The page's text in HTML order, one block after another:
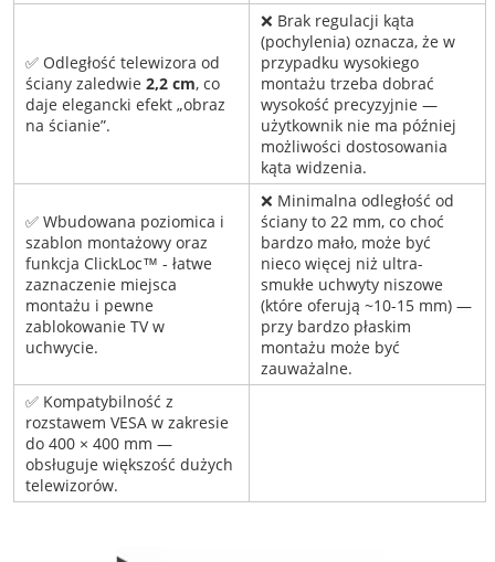
✅ Odległość telewizora od
ściany zaledwie 2,2 cm, co
daje elegancki efekt „obraz
na ścianie”.
❌ Brak regulacji kąta
(pochylenia) oznacza, że w
przypadku wysokiego
montażu trzeba dobrać
wysokość precyzyjnie —
użytkownik nie ma później
możliwości dostosowania
kąta widzenia.
✅ Wbudowana poziomica i
szablon montażowy oraz
funkcja ClickLoc™ - łatwe
zaznaczenie miejsca
montażu i pewne
zablokowanie TV w
uchwycie.
❌ Minimalna odległość od
ściany to 22 mm, co choć
bardzo mało, może być
nieco więcej niż ultra-
smukłe uchwyty niszowe
(które oferują ~10-15 mm) —
przy bardzo płaskim
montażu może być
zauważalne.
✅ Kompatybilność z
rozstawem VESA w zakresie
do 400 × 400 mm —
obsługuje większość dużych
telewizorów.